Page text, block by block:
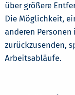
über größere
Die Möglichkeit,
anderen
zurückzusenden,
Arbeitsabläufe.